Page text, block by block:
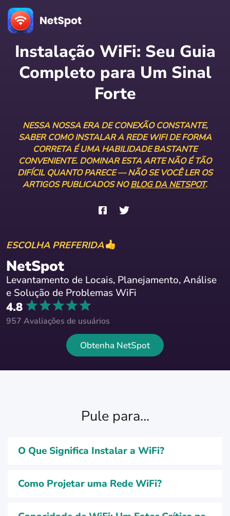
Instalação WiFi: Seu Guia
Completo para Um Sinal
Forte
NESSA NOSSA ERA DE CONEXÃO CONSTANTE,
SABER COMO INSTALAR A REDE WIFI DE FORMA
CORRETA É UMA HABILIDADE BASTANTE
CONVENIENTE. DOMINAR ESTA ARTE NÃO É TÃO
DIFÍCIL QUANTO PARECE — NÃO SE VOCÊ LER OS
ARTIGOS PUBLICADOS NOBLOG DA NETSPOT.
ESCOLHA PREFERIDA
NetSpot
Levantamento de Locais, Planejamento, Análise
e Solução de Problemas WiFi
4.8
957 Avaliações de usuários
Obtenha NetSpot
Pule para...
O Que Significa Instalar a WiFi?
Como Projetar uma Rede WiFi?